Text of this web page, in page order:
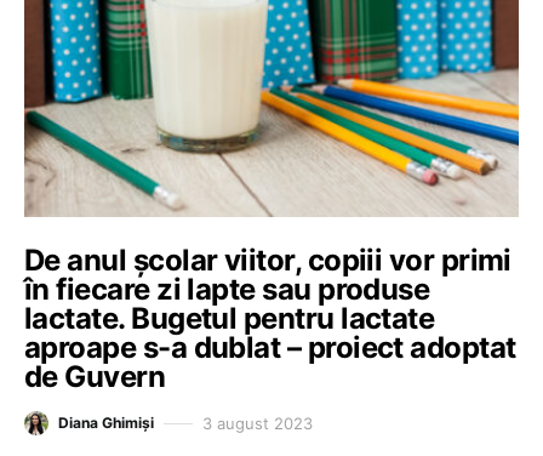
De anul școlar viitor, copiii vor primi
în fiecare zi lapte sau produse
lactate. Bugetul pentru lactate
aproape s-a dublat – proiect adoptat
de Guvern
Diana Ghimiși 3 august 2023